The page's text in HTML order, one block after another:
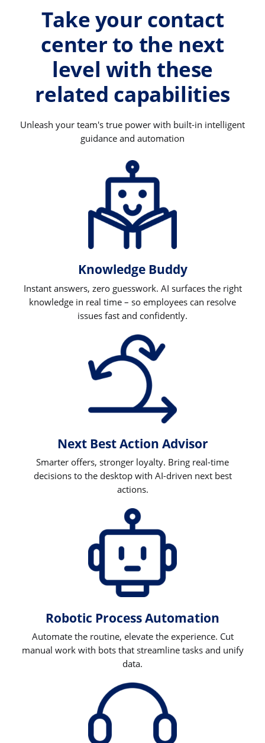
Take your contact
center to the next
level with these
related capabilities
Unleash your team's true power with built-in intelligent
guidance and automation
Knowledge Buddy
Instant answers, zero guesswork. AI surfaces the right
knowledge in real time – so employees can resolve
issues fast and confidently.
Next Best Action Advisor
Smarter offers, stronger loyalty. Bring real-time
decisions to the desktop with AI-driven next best
actions.
Robotic Process Automation
Automate the routine, elevate the experience. Cut
manual work with bots that streamline tasks and unify
data.